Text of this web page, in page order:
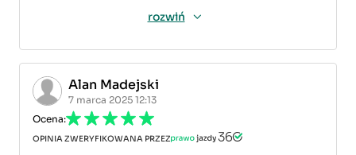
rozwiń
Alan Madejski
7 marca 2025 12:13
Ocena:
OPINIA ZWERYFIKOWANA PRZEZ